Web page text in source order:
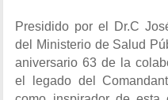
Presidido por el Dr.C
del Ministerio de Salud
aniversario 63 de la
el legado del